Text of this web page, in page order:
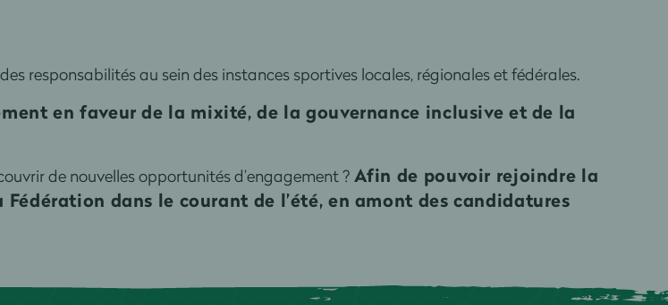
responsabilités au sein des instances sportives locales, régionales et fédérales.
en faveur de la mixité, de la gouvernance inclusive et de la
de nouvelles opportunités d’engagement ? Afin de pouvoir rejoindre la
dans le courant de l’été, en amont des candidatures